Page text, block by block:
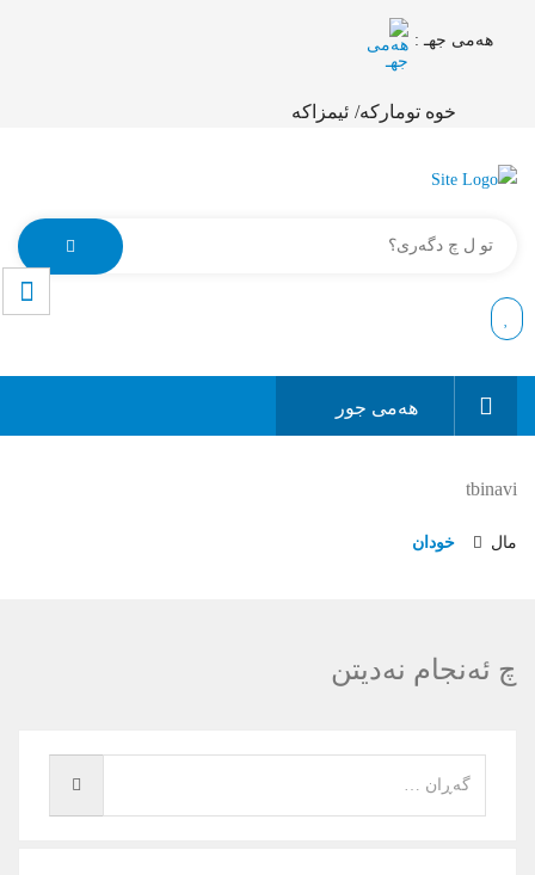
هەمی جهـ :
خوە تومارکە/ ئیمزاکە
هەمی جور
tbinavi
مال خودان
چ ئەنجام نەدیتن